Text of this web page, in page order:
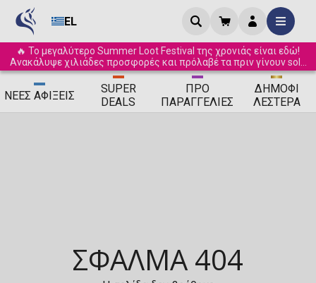
EL
🔥 Το μεγαλύτερο Summer Loot Festival της χρονιάς είναι εδώ!
Ανακάλυψε χιλιάδες προσφορές και πρόλαβέ τα πριν γίνουν sold
out! ☀️
ΝΈΕΣ ΑΦΊΞΕΙΣ
SUPER
DEALS
ΠΡΟ
ΠΑΡΑΓΓΕΛΊΕΣ
ΔΗΜΟΦΙ
ΛΈΣΤΕΡΑ
ΣΦΆΛΜΑ 404